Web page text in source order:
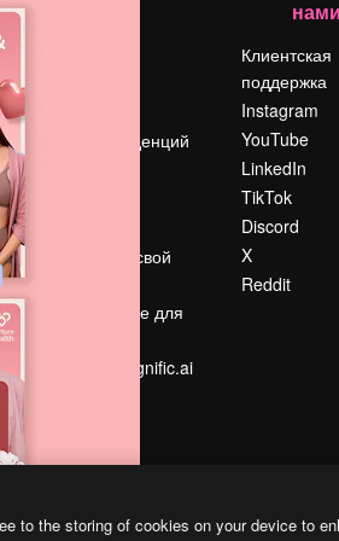
Поиск тенденций
Продайте свой
Помещение для
Ищете magnific.ai
нами
Клиентская
поддержка
Instagram
YouTube
LinkedIn
TikTok
Discord
X
Reddit
to the storing of cookies on your device to